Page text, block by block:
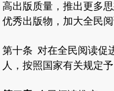
高出版质量，推出更多
优秀出版物，加大全民
第十条 对在全民阅读促
人，按照国家有关规定予